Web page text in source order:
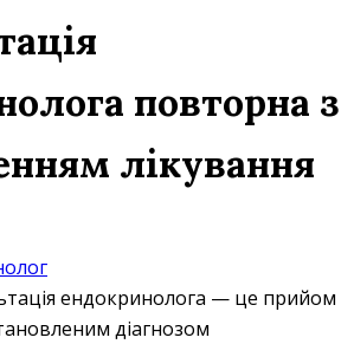
повторна з
лікування
ендокринолога — це прийом
діагнозом